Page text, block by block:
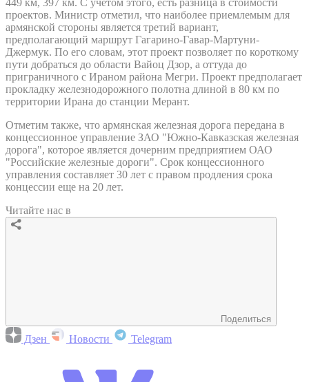
проектов. Министр отметил, что наиболее приемлемым для
армянской стороны является третий вариант,
предполагающий маршрут Гагарино-Гавар-Мартуни-
Джермук. По его словам, этот проект позволяет по короткому
пути добраться до области Вайоц Дзор, а оттуда до
приграничного с Ираном района Мегри. Проект предполагает
прокладку железнодорожного полотна длиной в 80 км по
территории Ирана до станции Мерант.
Отметим также, что армянская железная дорога передана в
концессионное управление ЗАО "Южно-Кавказская железная
дорога", которое является дочерним предприятием ОАО
"Российские железные дороги". Срок концессионного
управления составляет 30 лет с правом продления срока
концессии еще на 20 лет.
Читайте нас в
Поделиться
Дзен Новости Telegram